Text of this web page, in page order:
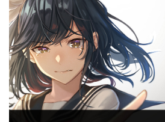
アニメ制作会社でのご就業経験社は即戦
ある方のご応募大歓迎です！
■職務の変更範囲
会社の定める職種
■就業場所の変更範囲
会社の定める場所